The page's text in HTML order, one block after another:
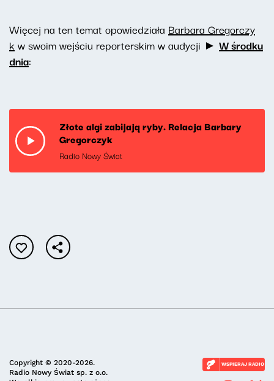
Więcej na ten temat opowiedziała Barbara Gregorczy
kw swoim wejściu reporterskim w audycji ► W środku
dnia:
Złote algi zabijają ryby. Relacja Barbary
Gregorczyk
Radio Nowy Świat
Copyright © 2020-2026.
Radio Nowy Świat sp. z o.o.
WSPIERAJ RADIO